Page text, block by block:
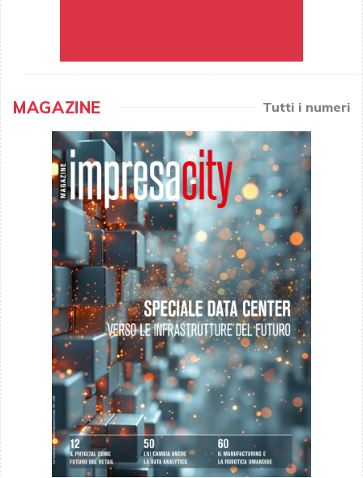
MAGAZINE Tutti i numeri